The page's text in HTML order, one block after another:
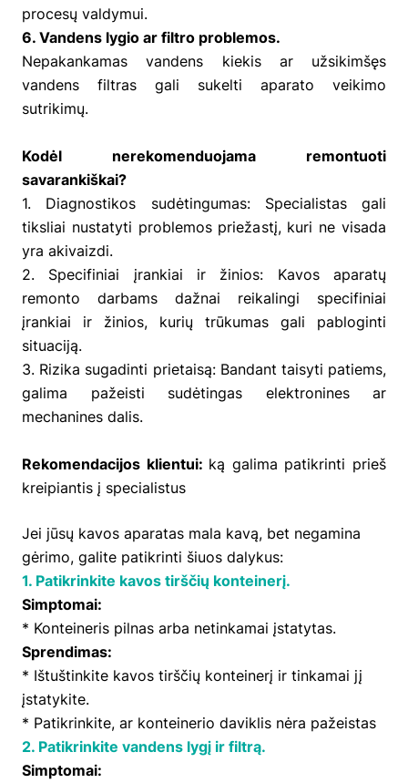
procesų valdymui.
6. Vandens lygio ar filtro problemos.
Nepakankamas vandens kiekis ar užsikimšęs
vandens filtras gali sukelti aparato veikimo
sutrikimų.
Kodėl nerekomenduojama remontuoti
savarankiškai?
1. Diagnostikos sudėtingumas: Specialistas gali
tiksliai nustatyti problemos priežastį, kuri ne visada
yra akivaizdi.
2. Specifiniai įrankiai ir žinios: Kavos aparatų
remonto darbams dažnai reikalingi specifiniai
įrankiai ir žinios, kurių trūkumas gali pabloginti
situaciją.
3. Rizika sugadinti prietaisą: Bandant taisyti patiems,
galima pažeisti sudėtingas elektronines ar
mechanines dalis.
Rekomendacijos klientui: ką galima patikrinti prieš
kreipiantis į specialistus
Jei jūsų kavos aparatas mala kavą, bet negamina
gėrimo, galite patikrinti šiuos dalykus:
1. Patikrinkite kavos tirščių konteinerį.
Simptomai:
* Konteineris pilnas arba netinkamai įstatytas.
Sprendimas:
* Ištuštinkite kavos tirščių konteinerį ir tinkamai jį
įstatykite.
* Patikrinkite, ar konteinerio daviklis nėra pažeistas
2. Patikrinkite vandens lygį ir filtrą.
Simptomai: